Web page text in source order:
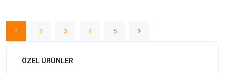
1 2 3 4 5
ÖZEL ÜRÜNLER